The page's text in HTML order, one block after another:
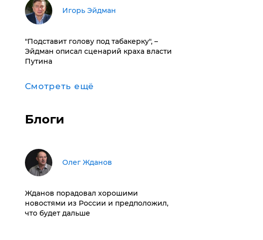
Игорь Эйдман
​"Подставит голову под табакерку", –
Эйдман описал сценарий краха власти
Путина
Смотреть ещё
Блоги
Олег Жданов
Жданов порадовал хорошими
новостями из России и предположил,
что будет дальше